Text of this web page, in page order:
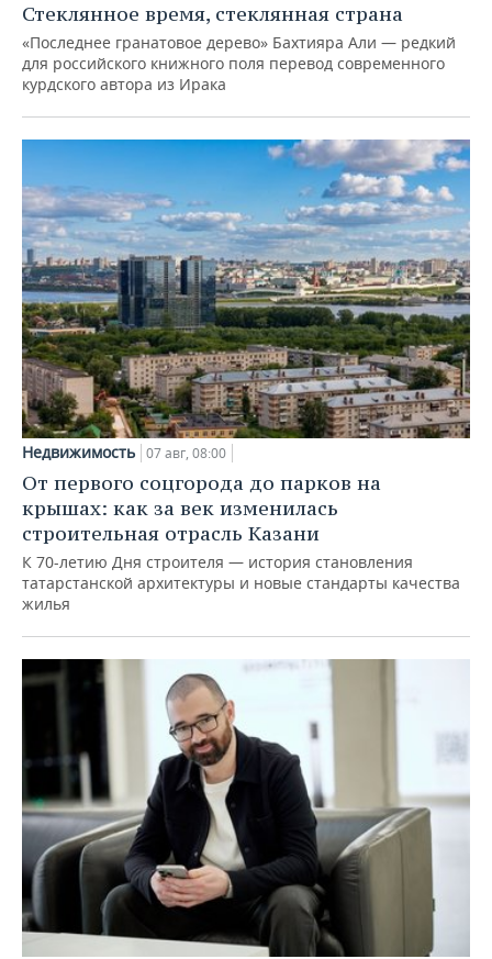
Стеклянное время, стеклянная страна
«Последнее гранатовое дерево» Бахтияра Али — редкий
для российского книжного поля перевод современного
курдского автора из Ирака
Недвижимость 07 авг, 08:00
От первого соцгорода до парков на
крышах: как за век изменилась
строительная отрасль Казани
К 70-летию Дня строителя — история становления
татарстанской архитектуры и новые стандарты качества
жилья